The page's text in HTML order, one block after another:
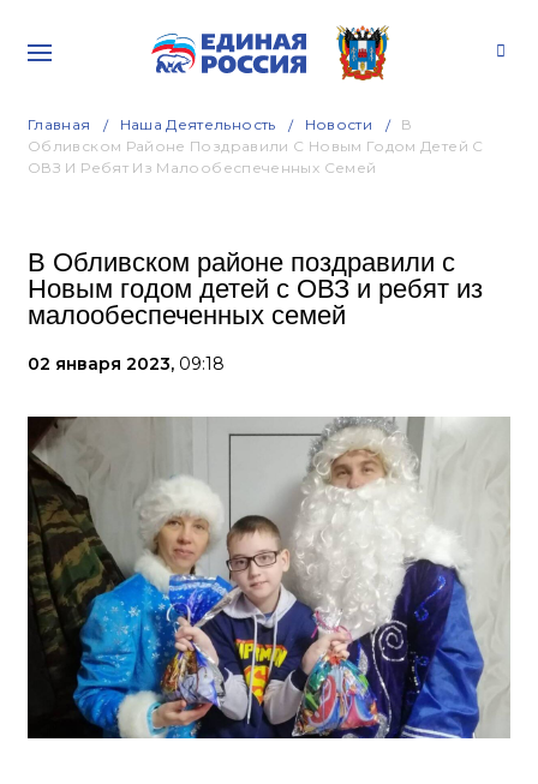
Главная Наша Деятельность Новости
В
Обливском Районе Поздравили С Новым Годом Детей С
ОВЗ И Ребят Из Малообеспеченных Семей
В Обливском районе поздравили с
Новым годом детей с ОВЗ и ребят из
малообеспеченных семей
02 января 2023, 09:18